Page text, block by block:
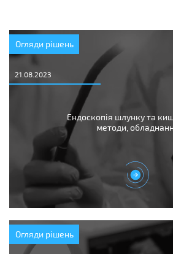
Огляди рішень
21.08.2023
Ендоскопія шлунку та
методи,
Огляди рішень